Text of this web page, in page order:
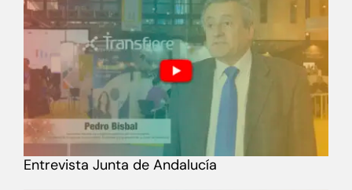
Entrevista Junta de Andalucía